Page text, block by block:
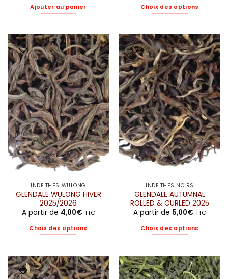
Ajouter au panier
Choix des options
a
plusieurs
variations.
Les
options
peuvent
être
choisies
sur
la
page
du
produit
INDE THÉS WULONG
GLENDALE WULONG HIVER
2025/2026
A partir de 4,00€ TTC
Choix des options
a
plusieurs
INDE THÉS NOIRS
GLENDALE AUTUMNAL
ROLLED & CURLED 2025
A partir de 5,00€ TTC
Choix des options
a
plusieurs